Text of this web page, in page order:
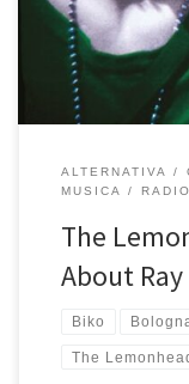
About Ray […]
ALTERNATIVA
MUSICA
The
About Ray
Biko
The